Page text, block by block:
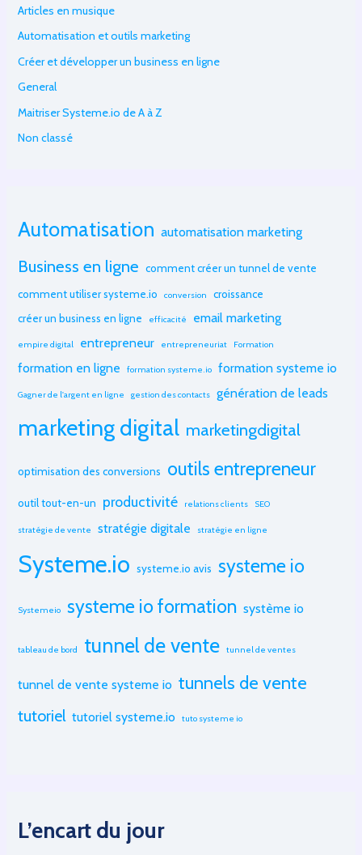
Articles en musique
Automatisation et outils marketing
Créer et développer un business en ligne
General
Maitriser Systeme.io de A à Z
Non classé
Automatisation automatisation marketing
Business en ligne comment créer un tunnel de vente
comment utiliser systeme.io
conversion
croissance
créer un business en ligne
efficacité email marketing
empire digital entrepreneur entrepreneuriat Formation
formation en ligne formation systeme.io formation systeme io
Gagner de l'argent en ligne gestion des contacts génération de leads
marketing digital marketingdigital
optimisation des conversions outils entrepreneur
outil tout-en-un productivité relations clients SEO
stratégie de vente stratégie digitale stratégie en ligne
Systeme.io systeme.io avis systeme io
Systemeio systeme io formation système io
tableau de bord tunnel de vente tunnel de ventes
tunnel de vente systeme io tunnels de vente
tutoriel tutoriel systeme.io tuto systeme io
L’encart du jour